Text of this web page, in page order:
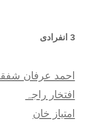
3 انفرادی
احمد عرفان
افتخار راجہ
امتياز خان